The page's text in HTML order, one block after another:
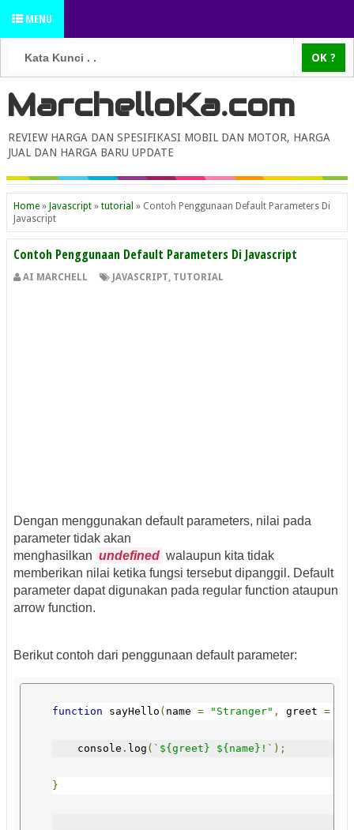
MENU
MarchelloKa.com
REVIEW HARGA DAN SPESIFIKASI MOBIL DAN MOTOR, HARGA
JUAL DAN HARGA BARU UPDATE
Home » Javascript » tutorial » Contoh Penggunaan Default Parameters Di
Javascript
Contoh Penggunaan Default Parameters Di Javascript
AI MARCHELL JAVASCRIPT TUTORIAL
Dengan menggunakan default parameters, nilai pada
parameter tidak akan
menghasilkan undefined walaupun kita tidak
memberikan nilai ketika fungsi tersebut dipanggil. Default
parameter dapat digunakan pada regular function ataupun
arrow function.
Berikut contoh dari penggunaan default parameter:
function sayHello ( name = "Stranger" , greet =
console . log ( `${greet} ${name}!` );
}